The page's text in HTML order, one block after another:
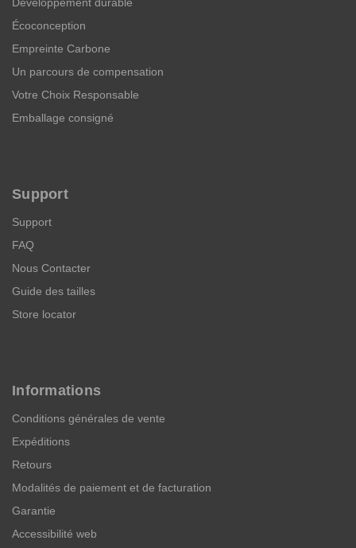
Developpement durable
Écoconception
Empreinte Carbone
Un parcours de compensation
Votre Choix Responsable
Emballage consigné
Support
Support
FAQ
Nous Contacter
Guide des tailles
Store locator
Informations
Conditions générales de vente
Expéditions
Retours
Modalités de paiement et de facturation
Garantie
Accessibilité web